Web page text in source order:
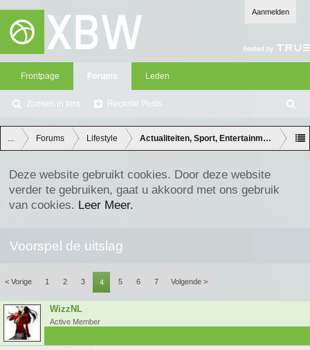
Aanmelden
Frontpage Forums
Zoeken in fora Recente Posts
Leden
oe
ke
n
... Forums Lifestyle Actualiteiten, Sport, Entertainment en
Deze website gebruikt cookies. Door deze website
verder te gebruiken, gaat u akkoord met ons gebruik
van cookies. Leer Meer.
Voorspel de uitslag
< Vorige 1 2 3 4 5 6 7 Volgende >
WizzNL
Active Member